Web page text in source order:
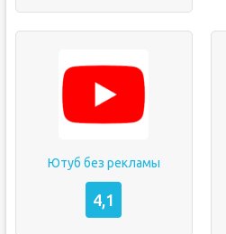
Ютуб без рекламы
4,1